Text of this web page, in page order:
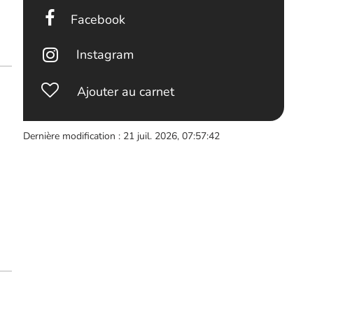
Facebook
Instagram
Ajouter au carnet
Dernière modification : 21 juil. 2026, 07:57:42